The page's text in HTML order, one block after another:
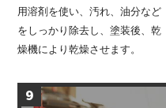
用溶剤を使い、汚れ、油分など
をしっかり除去し、塗装後、乾
燥機により乾燥させます。
9